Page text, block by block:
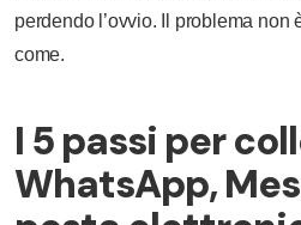
perdendo l’ovvio. Il problema non
come.
I 5 passi per
WhatsApp,